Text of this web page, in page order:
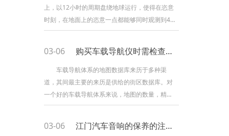
上，以12小时的周期盘绕地球运行，使得在恣意
时刻，在地面上的恣意一点都能够同时观测到4颗
以上的卫星。 因为卫星的位置精确可知，在
使用三维坐标中的间隔公式，使用3颗卫星，就能
够组成3个方程式，解出观测点的位置（X,Y,Z）。
考虑到卫星的时钟与接纳机时钟之间的差错，实
践上有4个未知数，X、Y、Z和钟差，因而需求
03-06 购买车载导航仪时需检查什么？
车载导航体系的地图数据库来历于多种渠
道，其间最主要的来历是供给的街区数据库。对
一个好的车载导航体系来说，地图的数量，精确
程度，以及数据的及时性，都很重要。不管GPS
不能供给你地点地区的地图，或是供给的地图有
03-06 江门汽车音响的保养的注意事项